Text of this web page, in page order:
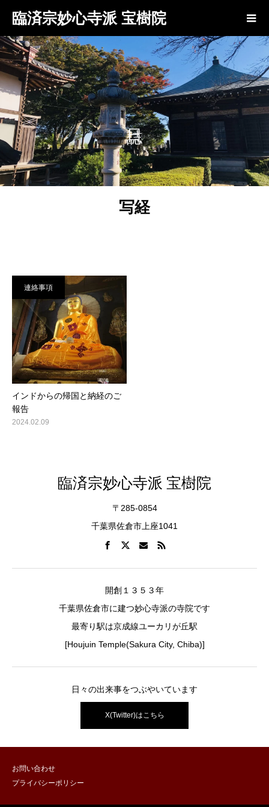
臨済宗妙心寺派 宝樹院
写経
連絡事項
インドからの帰国と納経のご
報告
2024.02.09
臨済宗妙心寺派 宝樹院
〒285-0854
千葉県佐倉市上座1041
開創１３５３年
千葉県佐倉市に建つ妙心寺派の寺院です
最寄り駅は京成線ユーカリが丘駅
[Houjuin Temple(Sakura City, Chiba)]
日々の出来事をつぶやいています
X(Twitter)はこちら
お問い合わせ
プライバシーポリシー